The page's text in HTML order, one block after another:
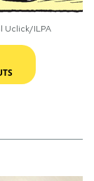
Uclick/ILPA